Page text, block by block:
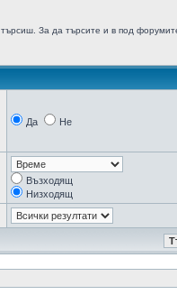
За да търсите и в под
Да Не
Възходящ
Низходящ